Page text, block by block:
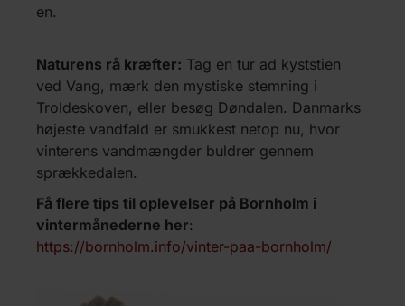
en.
Naturens rå kræfter: Tag en tur ad kyststien
ved Vang, mærk den mystiske stemning i
Troldeskoven, eller besøg Døndalen. Danmarks
højeste vandfald er smukkest netop nu, hvor
vinterens vandmængder buldrer gennem
sprækkedalen.
Få flere tips til oplevelser på Bornholm i
vintermånederne her:
https://bornholm.info/vinter-paa-bornholm/